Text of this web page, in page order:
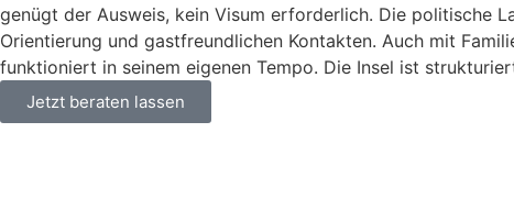
genügt der Ausweis, kein Visum erforderlich. Die politische
Orientierung und gastfreundlichen Kontakten. Auch mit
funktioniert in seinem eigenen Tempo. Die Insel ist
Jetzt beraten lassen